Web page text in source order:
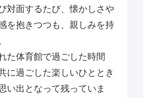
対面するたび、懐かしさや
を抱きつつも、親しみを持
た体育館で過ごした時間
に過ごした楽しいひととき
い出となって残っていま